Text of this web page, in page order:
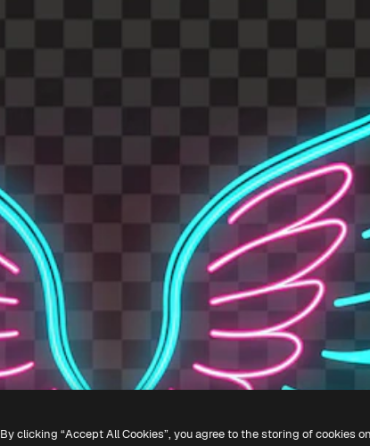
By clicking “Accept All Cookies”, you agree to the storing of cookies